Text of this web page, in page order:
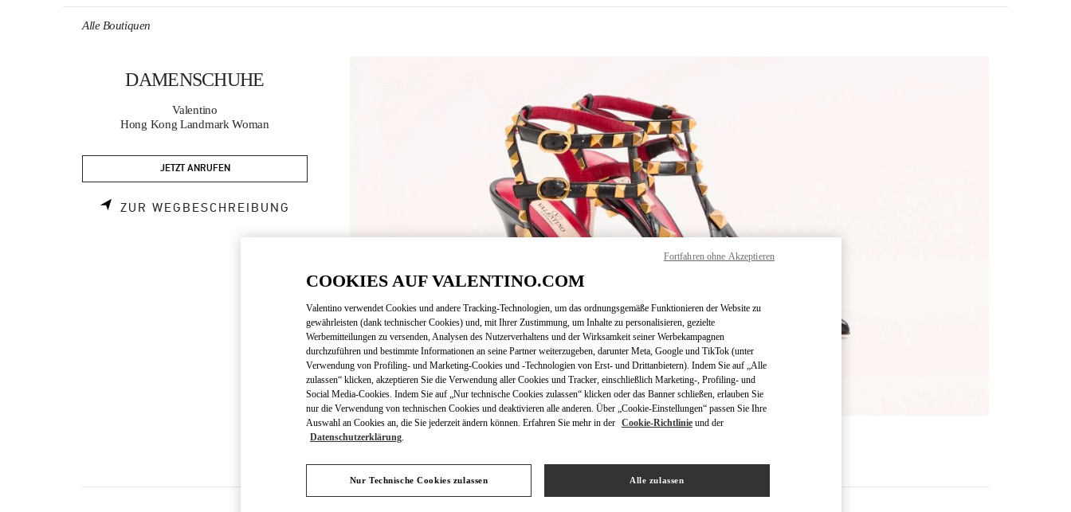
Alle Boutiquen
DAMENSCHUHE
Valentino
Hong Kong Landmark Woman
JETZT ANRUFEN
ZUR WEGBESCHREIBUNG
Link Opens in New Tab
COOKIES AUF VALENTINO.COM
Valentino verwendet Cookies und andere Tracking-Technologien, um das ordnungsgemäße Funktionieren der Website zu
gewährleisten (dank technischer Cookies) und, mit Ihrer Zustimmung, um Inhalte zu personalisieren, gezielte
Werbemitteilungen zu versenden, Analysen des Nutzerverhaltens und der Wirksamkeit seiner Werbekampagnen
durchzuführen und bestimmte Informationen an seine Partner weiterzugeben, darunter Meta, Google und TikTok (unter
Verwendung von Profiling- und Marketing-Cookies und -Technologien von Erst- und Drittanbietern). Indem Sie auf „Alle
zulassen“ klicken, akzeptieren Sie die Verwendung aller Cookies und Tracker, einschließlich Marketing-, Profiling- und
Social Media-Cookies. Indem Sie auf „Nur technische Cookies zulassen“ klicken oder das Banner schließen, erlauben Sie
nur die Verwendung von technischen Cookies und deaktivieren alle anderen. Über „Cookie-Einstellungen“ passen Sie Ihre
Auswahl an Cookies an, die Sie jederzeit ändern können. Erfahren Sie mehr in der Cookie-Richtlinie und der
Datenschutzerklärung
Nur Technische Cookies zulassen Alle zulassen
Fortfahren ohne Akzeptieren